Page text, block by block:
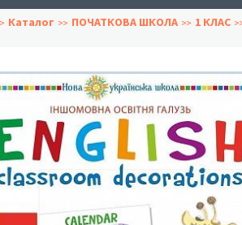
Каталог ПОЧАТКОВА ШКОЛА 1 КЛАС